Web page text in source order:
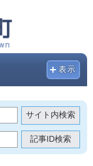
表示
サイト内検索
記事ID検索